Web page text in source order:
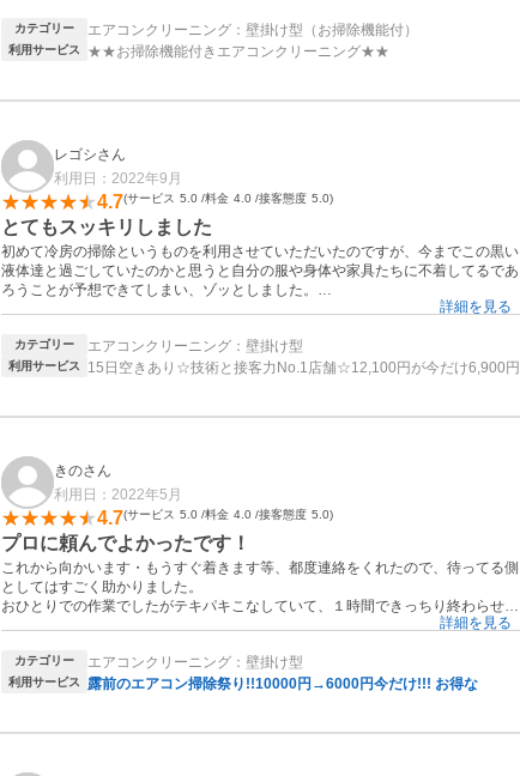
お値段は少し高めですが、仕上がりは満足です。
カテゴリー エアコンクリーニング：壁掛け型（お掃除機能付）
利用サービス ★★お掃除機能付きエアコンクリーニング★★
レゴシさん
利用日：2022年9月
4.7 サービス 5.0 料金 4.0 接客態度 5.0
とてもスッキリしました
初めて冷房の掃除というものを利用させていただいたのですが、今までこの黒い
液体達と過ごしていたのかと思うと自分の服や身体や家具たちに不着してるであ
ろうことが予想できてしまい、ゾッとしました。
詳細を見る
カテゴリー エアコンクリーニング：壁掛け型
利用サービス 15日空きあり☆技術と接客力No.1店舗☆12,100円が今だけ6,900円
きのさん
利用日：2022年5月
4.7 サービス 5.0 料金 4.0 接客態度 5.0
プロに頼んでよかったです！
これから向かいます・もうすぐ着きます等、都度連絡をくれたので、待ってる側
としてはすごく助かりました。
おひとりでの作業でしたがテキパキこなしていて、１時間できっちり終わらせて
真っ黒になっていました（笑）つい数日前にフィルターなど自分で出来る範囲の
ところは洗ったり拭いたりしていたのですが、、やっぱりプロにお願いしてよか
詳細を見る
カテゴリー エアコンクリーニング：壁掛け型
利用サービス 露前のエアコン掃除祭り!!10000円→6000円今だけ!!! お得な